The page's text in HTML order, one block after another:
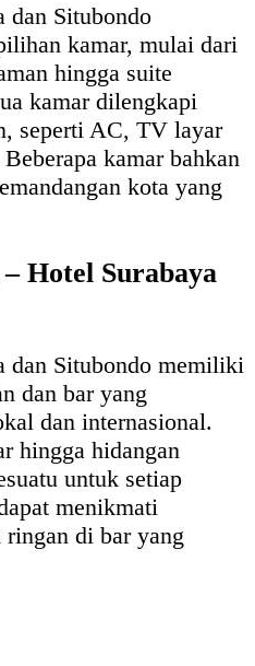
dan Situbondo
kamar, mulai dari
hingga suite
kamar dilengkapi
seperti AC, TV layar
kamar bahkan
kota yang
Hotel Surabaya
dan Situbondo memiliki
dan bar yang
dan internasional.
hingga hidangan
untuk setiap
menikmati
ringan di bar yang